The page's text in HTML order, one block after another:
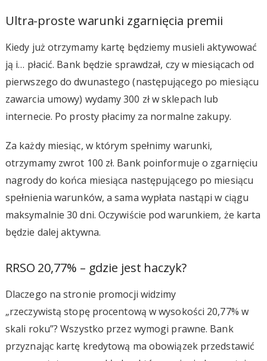
Ultra-proste warunki zgarnięcia premii
Kiedy już otrzymamy kartę będziemy musieli aktywować
ją i… płacić. Bank będzie sprawdzał, czy w miesiącach od
pierwszego do dwunastego (następującego po miesiącu
zawarcia umowy) wydamy 300 zł w sklepach lub
internecie. Po prosty płacimy za normalne zakupy.
Za każdy miesiąc, w którym spełnimy warunki,
otrzymamy zwrot 100 zł. Bank poinformuje o zgarnięciu
nagrody do końca miesiąca następującego po miesiącu
spełnienia warunków, a sama wypłata nastąpi w ciągu
maksymalnie 30 dni. Oczywiście pod warunkiem, że karta
będzie dalej aktywna.
RRSO 20,77% – gdzie jest haczyk?
Dlaczego na stronie promocji widzimy
„rzeczywistą stopę procentową w wysokości 20,77% w
skali roku”? Wszystko przez wymogi prawne. Bank
przyznając kartę kredytową ma obowiązek przedstawić